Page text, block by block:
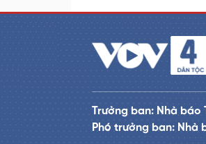
Trưởng ban: Nhà báo
Phó trưởng ban: Nhà